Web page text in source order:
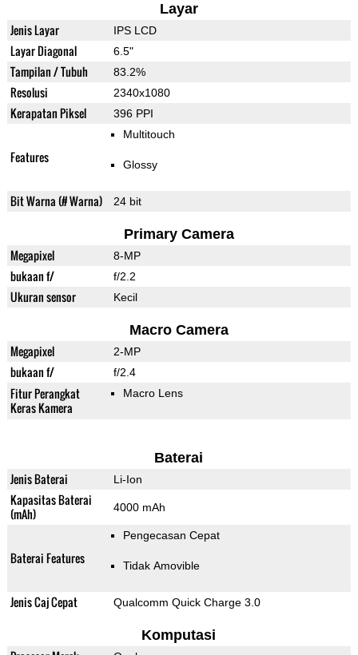
Layar
Jenis Layar IPS LCD
Layar Diagonal 6.5"
Tampilan / Tubuh 83.2%
Resolusi 2340x1080
Kerapatan Piksel 396 PPI
Features
Multitouch
Glossy
Bit Warna (# Warna) 24 bit
Primary Camera
Megapixel 8-MP
bukaan f/ f/2.2
Ukuran sensor Kecil
Macro Camera
Megapixel 2-MP
bukaan f/ f/2.4
Fitur Perangkat
Keras Kamera
Macro Lens
Baterai
Jenis Baterai Li-Ion
Kapasitas Baterai
(mAh)
4000 mAh
Baterai Features
Pengecasan Cepat
Tidak Amovible
Jenis Caj Cepat Qualcomm Quick Charge 3.0
Komputasi